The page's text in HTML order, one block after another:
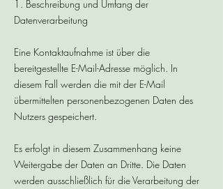
1. Beschreibung und Umfang der
Datenverarbeitung
Eine Kontaktaufnahme ist über die
bereitgestellte E-Mail-Adresse möglich. In
diesem Fall werden die mit der E-Mail
übermittelten personenbezogenen Daten des
Nutzers gespeichert.
Es erfolgt in diesem Zusammenhang keine
Weitergabe der Daten an Dritte. Die Daten
werden ausschließlich für die Verarbeitung der